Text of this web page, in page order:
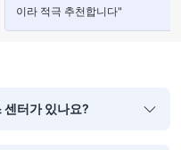
이라 적극 추천합니다"
센터가 있나요?